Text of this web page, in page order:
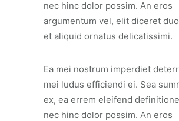
nec hinc dolor possim. An eros
argumentum vel, elit diceret
et aliquid ornatus delicatissimi.
Ea mei nostrum imperdiet
mei ludus efficiendi ei. Sea
ex, ea errem eleifend
nec hinc dolor possim. An eros